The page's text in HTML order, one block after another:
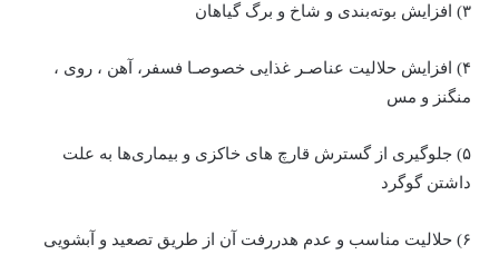
۳) افزایش بوته‌بندی و شاخ و برگ گیاهان
۴) افزایش حلالیت عناصـر غذایی خصوصـا فسفر، آهن ، روی ،
منگنز و مس
۵) جلوگیری از گسترش قارچ های خاکزی و بیماری‌ها به علت
داشتن گوگرد
۶) حلالیت مناسب و عدم هدررفت آن از طریق تصعید و آبشویی